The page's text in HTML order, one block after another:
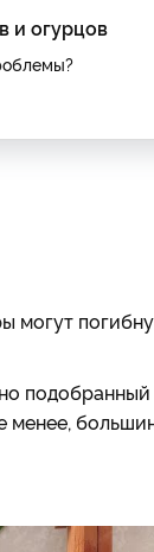
и огурцов
могут
подобранный
менее,